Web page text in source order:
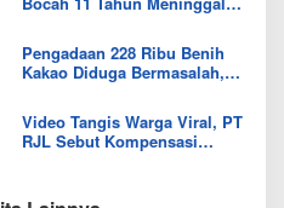
Pengadaan 228 Ribu Benih
Kakao Diduga Bermasalah,
Tahap Penyidikan
Video Tangis Warga Viral, PT
RJL Sebut Kompensasi